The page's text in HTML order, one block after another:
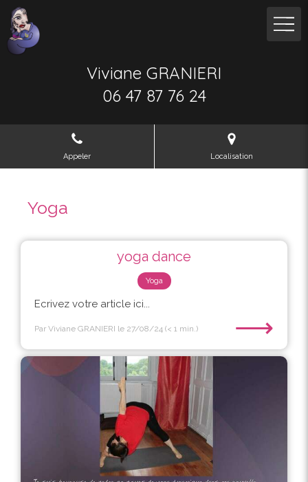
Viviane GRANIERI
06 47 87 76 24
Appeler Localisation
Yoga
yoga dance
Yoga
Ecrivez votre article ici...
Par Viviane GRANIERI le 27/08/24 (< 1 min.) ⟶